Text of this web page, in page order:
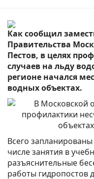
Как сообщил
Правительства
Пестов, в целях
случаев на льду
регионе начался
водных объектах.
Всего
числе занятия в
разъяснительные
работы гидропостов